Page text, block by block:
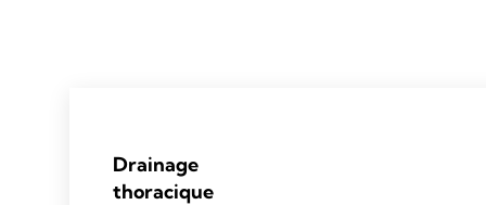
Drainage
thoracique